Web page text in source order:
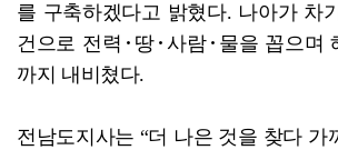
를 구축하겠다고 밝혔다. 나아가 차
건으로 전력･땅･사람･물을 꼽으며
까지 내비쳤다.
전남도지사는 “더 나은 것을 찾다 가